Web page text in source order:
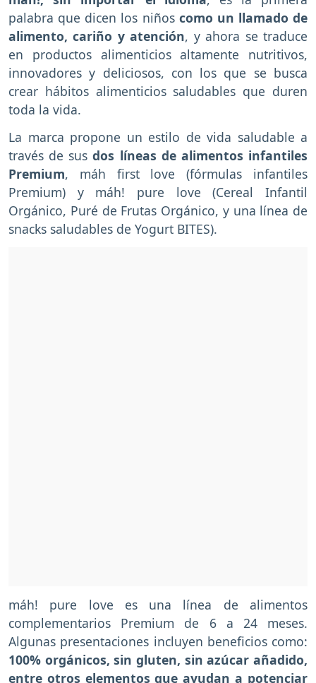
palabra que dicen los niños como un llamado de
alimento, cariño y atención, y ahora se traduce
en productos alimenticios altamente nutritivos,
innovadores y deliciosos, con los que se busca
crear hábitos alimenticios saludables que duren
toda la vida.
La marca propone un estilo de vida saludable a
través de susdos líneas de alimentos infantiles
Premium, máh first love (fórmulas infantiles
Premium) y máh! pure love (Cereal Infantil
Orgánico, Puré de Frutas Orgánico, y una línea de
snacks saludables de Yogurt BITES).
máh! pure love es una línea de alimentos
complementarios Premium de 6 a 24 meses.
Algunas presentaciones incluyen beneficios como:
100% orgánicos, sin gluten, sin azúcar añadido,
entre otros elementos que ayudan a potenciar